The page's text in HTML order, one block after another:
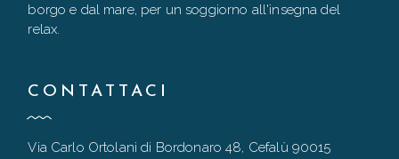
borgo e dal mare, per un soggiorno all'insegna del
relax.
CONTATTACI
Via Carlo Ortolani di Bordonaro 48, Cefalù 90015